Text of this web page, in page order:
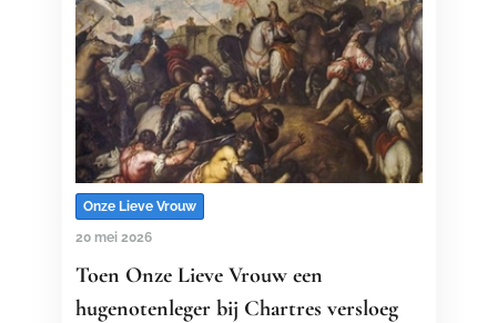
Onze Lieve Vrouw
20 mei 2026
Toen Onze Lieve Vrouw een
hugenotenleger bij Chartres versloeg